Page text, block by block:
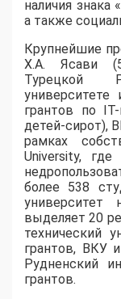
наличия знака
а также
​Крупнейшие
Х.А. Ясави
Турецкой
грантов по
детей-сирот),
рамках
University,
более 538
выделяет 20
технический
грантов, ВКУ
Рудненский
грантов.